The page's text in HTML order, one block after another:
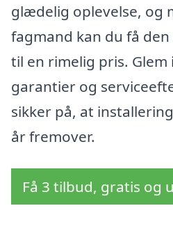
glædelig oplevelse, og
fagmand kan du få
til en rimelig pris.
garantier og
sikker på, at
år fremover.
Få 3 tilbud, gratis og